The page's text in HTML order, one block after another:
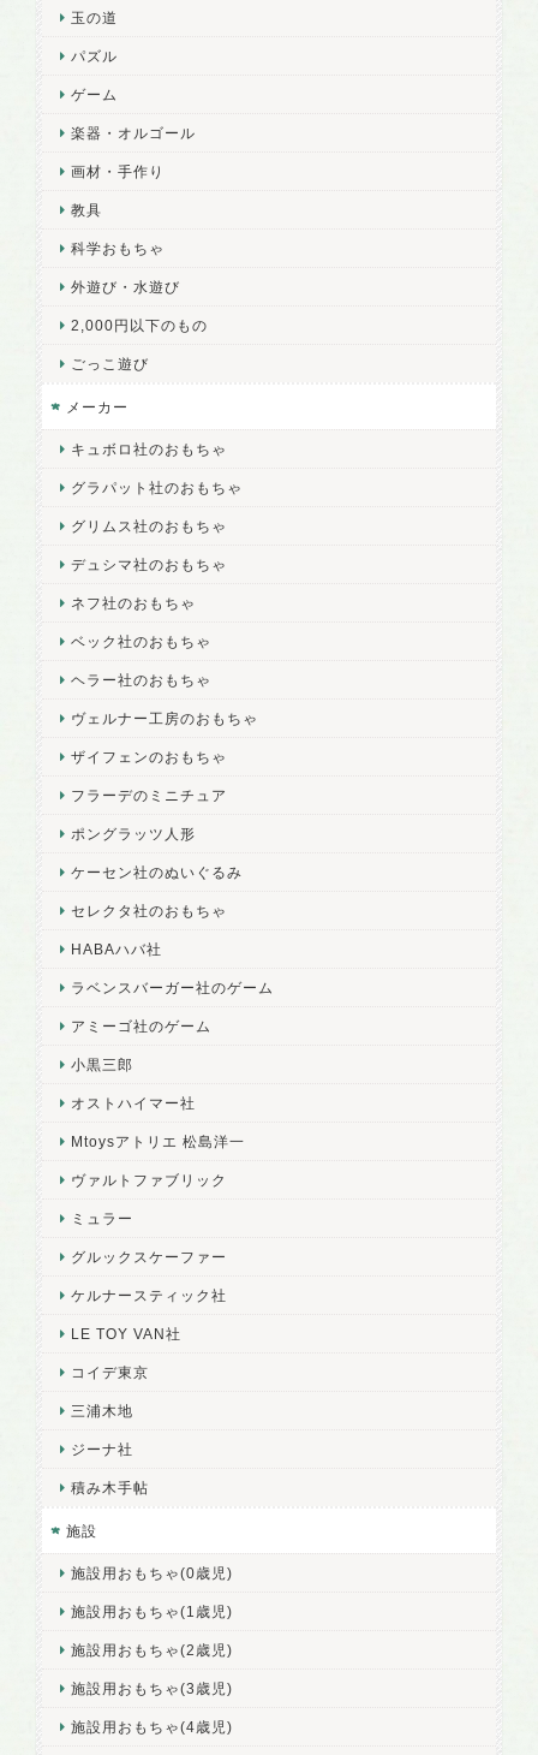
玉の道
パズル
ゲーム
楽器・オルゴール
画材・手作り
教具
科学おもちゃ
外遊び・水遊び
2,000円以下のもの
ごっこ遊び
メーカー
キュボロ社のおもちゃ
グラパット社のおもちゃ
グリムス社のおもちゃ
デュシマ社のおもちゃ
ネフ社のおもちゃ
ベック社のおもちゃ
ヘラー社のおもちゃ
ヴェルナー工房のおもちゃ
ザイフェンのおもちゃ
フラーデのミニチュア
ポングラッツ人形
ケーセン社のぬいぐるみ
セレクタ社のおもちゃ
HABAハバ社
ラベンスバーガー社のゲーム
アミーゴ社のゲーム
小黒三郎
オストハイマー社
Mtoysアトリエ 松島洋一
ヴァルトファブリック
ミュラー
グルックスケーファー
ケルナースティック社
LE TOY VAN社
コイデ東京
三浦木地
ジーナ社
積み木手帖
施設
施設用おもちゃ(0歳児)
施設用おもちゃ(1歳児)
施設用おもちゃ(2歳児)
施設用おもちゃ(3歳児)
施設用おもちゃ(4歳児)